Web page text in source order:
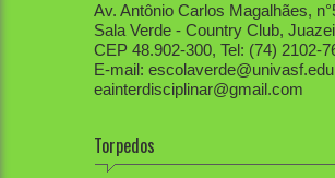
Av. Antônio Carlos Magalhães,
Sala Verde - Country Club,
CEP 48.902-300, Tel: (74) 2102-
E-mail:
eainterdisciplinar@gmail.com
Torpedos
1. PEV já mobilizou diretamente
80 mil pessoas, apenas na